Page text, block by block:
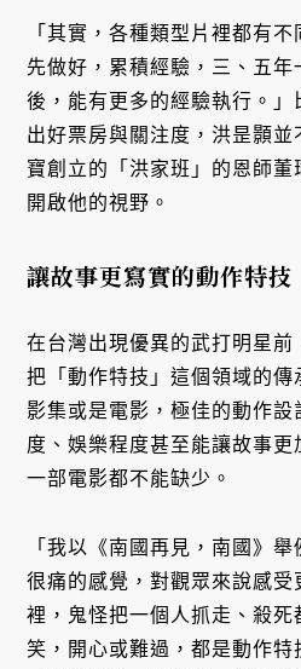
「其實，各種類型片裡都有
先做好，累積經驗，三、五
後，能有更多的經驗執行。」
出好票房與關注度，洪昰顥
寶創立的「洪家班」的恩師
開啟他的視野。
讓故事更寫實的動作特技
在台灣出現優異的武打明星
把「動作特技」這個領域的
影集或是電影，極佳的動作
度、娛樂程度甚至能讓故事
一部電影都不能缺少。
「我以《南國再見，南國》
很痛的感覺，對觀眾來說感受
裡，鬼怪把一個人抓走、殺死
笑，開心或難過，都是動作特